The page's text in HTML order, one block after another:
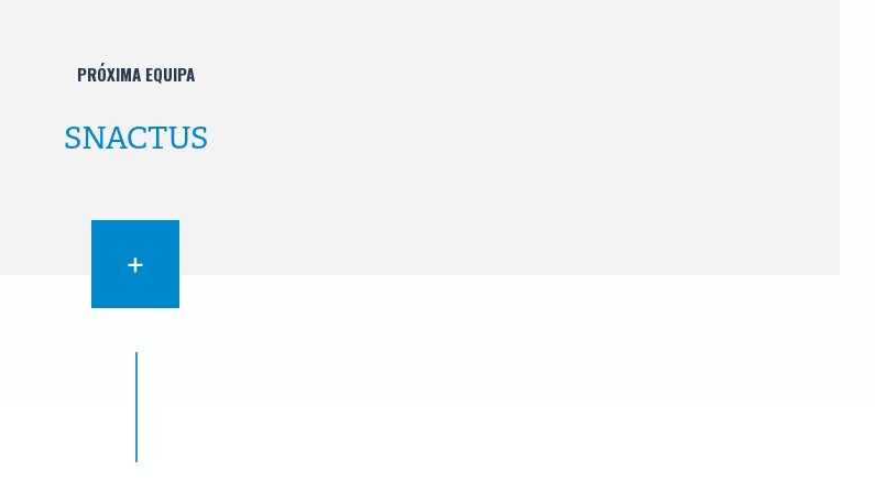
PRÓXIMA EQUIPA
SNACTUS
+